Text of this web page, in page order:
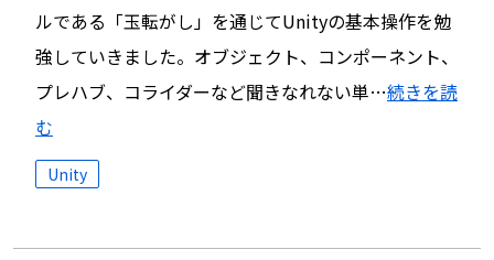
ルである「玉転がし」を通じてUnityの基本操作を勉
強していきました。オブジェクト、コンポーネント、
プレハブ、コライダーなど聞きなれない単…続きを読
む
Unity